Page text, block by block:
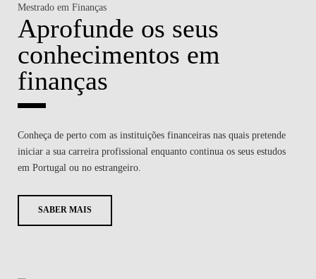
Mestrado em Finanças
Aprofunde os seus
conhecimentos em
finanças
Conheça de perto com as instituições financeiras nas quais pretende
iniciar a sua carreira profissional enquanto continua os seus estudos
em Portugal ou no estrangeiro.
SABER MAIS